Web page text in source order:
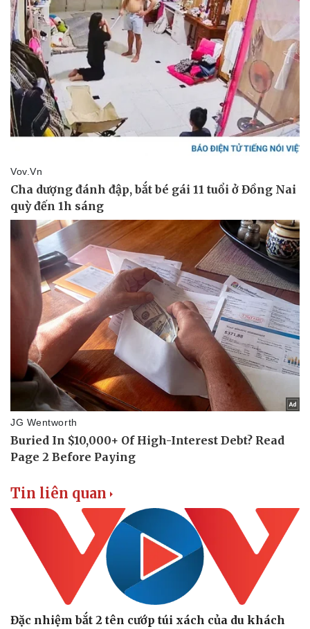
Thể thao
Bóng đá
Lịch thi đấu bóng đá
Thế giới thể thao
eSports
Hậu trường
Ô tô - Xe máy
Ô tô
Xe máy
Tư vấn
Tin liên quan
Đặc nhiệm bắt 2 tên cướp túi xách của du khách